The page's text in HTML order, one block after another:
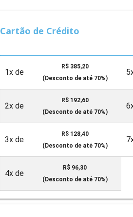
Cartão de Crédito
1x de
R$ 385,20
(Desconto de até 70%)
2x de
R$ 192,60
(Desconto de até 70%)
3x de
R$ 128,40
(Desconto de até 70%)
4x de
R$ 96,30
(Desconto de até 70%)